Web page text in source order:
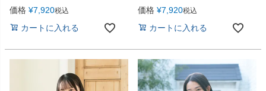
価格 ¥7,920税込
カートに入れる
価格 ¥7,920税込
カートに入れる